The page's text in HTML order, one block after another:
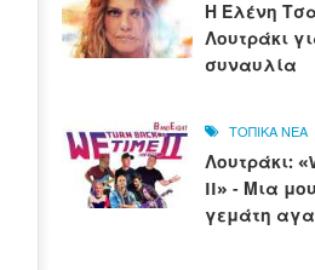
Η Ελένη
Λουτράκι
συναυλία
ΤΟΠΙΚΑ ΝΕΑ
Λουτράκι:
II» - Μια
γεμάτη